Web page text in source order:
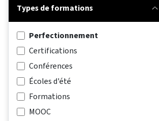
Types de formations
Perfectionnement
Certifications
Conférences
Écoles d'été
Formations
MOOC